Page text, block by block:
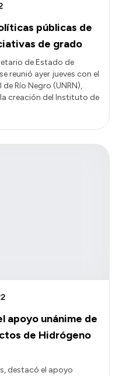
públicas de
de grado
de Estado de
reunió ayer jueves con el
Río Negro (UNRN),
creación del Instituto de
apoyo unánime de
de Hidrógeno
destacó el apoyo